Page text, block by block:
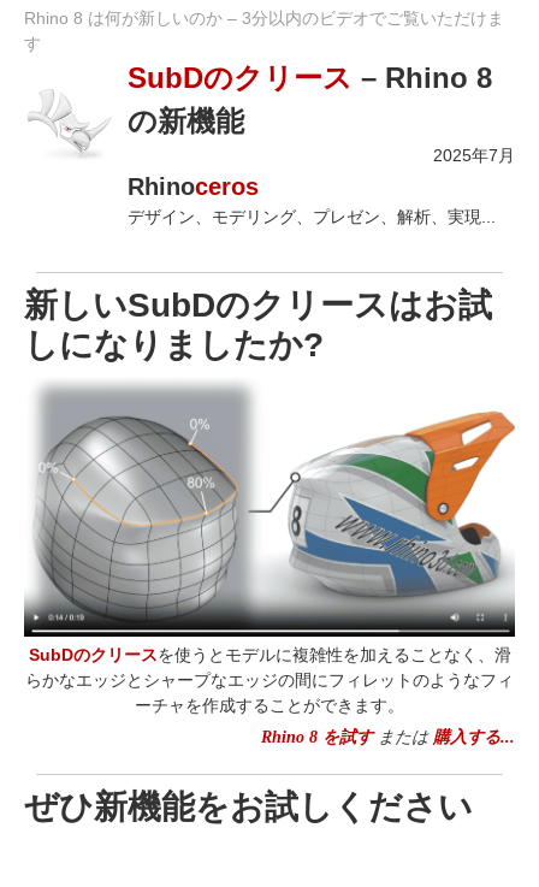
Rhino 8 は何が新しいのか – 3分以内のビデオでご覧いただけま
す
SubDのクリース – Rhino 8
の新機能
2025年7月
Rhinoceros
デザイン、モデリング、プレゼン、解析、実現...
新しいSubDのクリースはお試
しになりましたか?
SubDのクリースを使うとモデルに複雑性を加えることなく、滑
らかなエッジとシャープなエッジの間にフィレットのようなフィ
ーチャを作成することができます。
Rhino 8 を試す または 購入する...
ぜひ新機能をお試しください